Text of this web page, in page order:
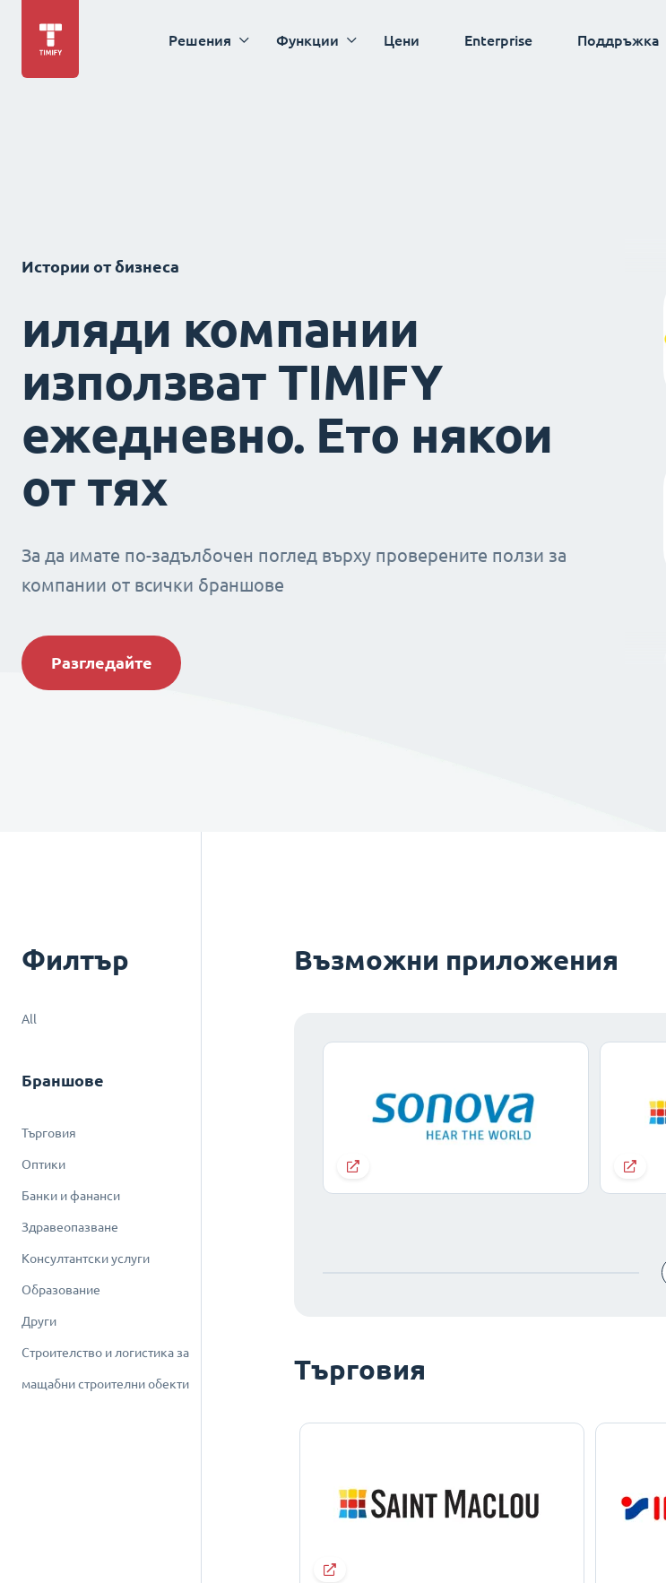
Решения Функции Цени Enterprise Поддръжка
Истории от бизнеса
иляди компании
използват TIMIFY
ежедневно. Ето някои
от тях
За да имате по-задълбочен поглед върху проверените ползи за
компании от всички браншове
Разгледайте
Филтър
All
Браншове
Търговия
Оптики
Банки и фананси
Здравеопазване
Консултантски услуги
Образование
Други
Строителство и логистика за
мащабни строителни обекти
Възможни приложения
Търговия